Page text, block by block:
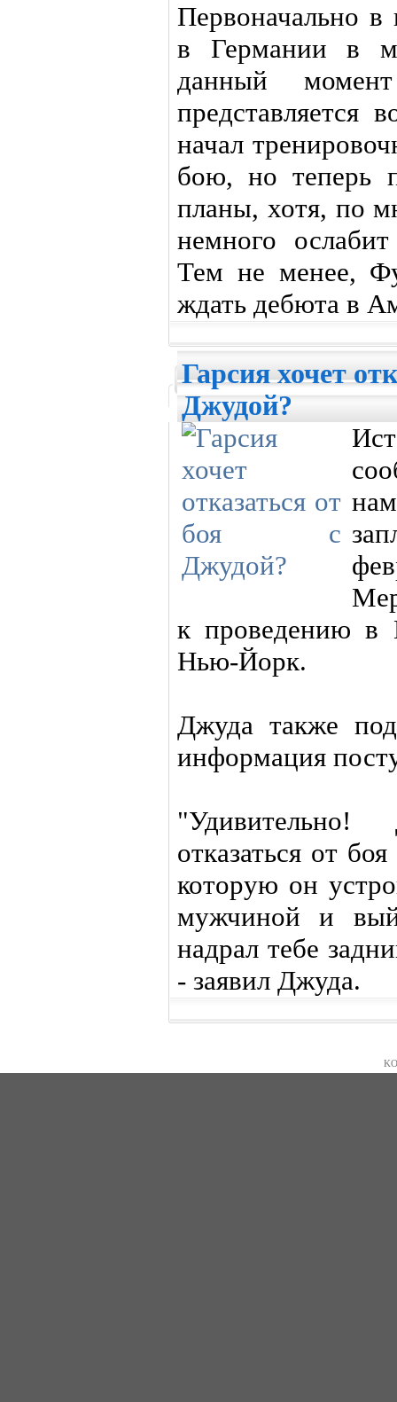
Первоначально
в Германии в
данный
представляется
начал
бою, но теперь
планы, хотя, по
немного
Тем не менее,
ждать дебюта в
Гарсия хочет
Джудой?
к проведению в
Нью-Йорк.
Джуда также
информация
отказаться от
которую он
мужчиной и
надрал тебе
- заявил Джуда.